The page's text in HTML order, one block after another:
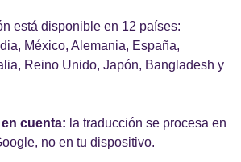
está disponible en 12 países:
México, Alemania, España,
Reino Unido, Japón, Bangladesh y
cuenta: la traducción se procesa en
no en tu dispositivo.